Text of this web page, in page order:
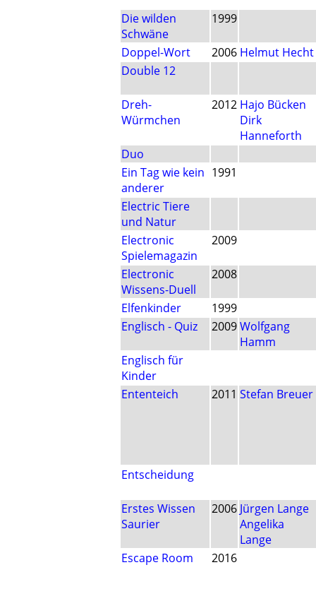
Die wilden
Schwäne
1999
Doppel-Wort 2006 Helmut Hecht
Double 12
Dreh-
Würmchen
2012 Hajo Bücken
Dirk
Hanneforth
Duo
Ein Tag wie kein
anderer
1991
Electric Tiere
und Natur
Electronic
Spielemagazin
2009
Electronic
Wissens-Duell
2008
Elfenkinder
1999
Englisch - Quiz
2009Wolfgang
Hamm
Englisch für
Kinder
Ententeich
2011 Stefan Breuer
Entscheidung
Erstes Wissen
Saurier
2006 Jürgen Lange
Angelika
Lange
Escape Room
2016